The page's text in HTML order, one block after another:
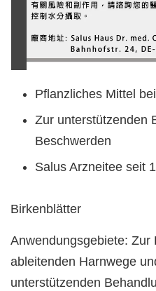
Pflanzliches Mittel
Zur unterstützenden
Beschwerden
Salus Arzneitee seit
Birkenblätter
Anwendungsgebiete: Zur
ableitenden Harnwege
unterstützenden